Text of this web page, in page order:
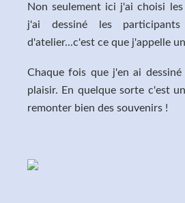
Non seulement ici j'ai choisi
j'ai dessiné les
d'atelier...c'est ce que j'appelle
Chaque fois que j'en ai
plaisir. En quelque sorte c'est
remonter bien des souvenirs !